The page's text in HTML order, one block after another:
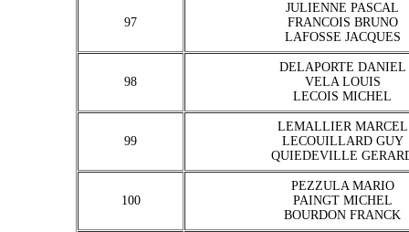
97
JULIENNE PASCAL
FRANCOIS BRUNO
LAFOSSE JACQUES
98
DELAPORTE DANIEL
VELA LOUIS
LECOIS MICHEL
99
LEMALLIER MARCEL
LECOUILLARD GUY
QUIEDEVILLE
100
PEZZULA MARIO
PAINGT MICHEL
BOURDON FRANCK